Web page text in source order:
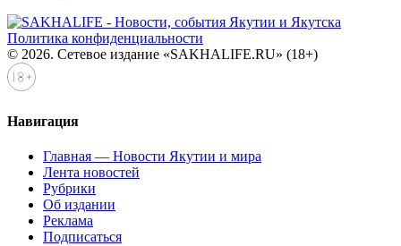
Политика конфиденциальности
© 2026. Сетевое издание «SAKHALIFE.RU» (18+)
Навигация
Главная — Новости Якутии и мира
Лента новостей
Рубрики
Об издании
Реклама
Подписаться